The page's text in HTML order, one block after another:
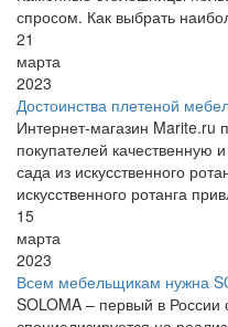
спросом. Как выбрать
21
марта
2023
Достоинства плетеной
Интернет-магазин Marite.ru
покупателей
сада из искусственного
искусственного ротанга
15
марта
2023
Всем мебельщикам нужна
SOLOMA – первый в России